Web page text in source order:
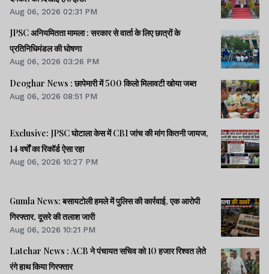
Aug 06, 2026 02:31 PM
JPSC अनियमितता मामला : सरकार से वार्ता के लिए छात्रों के
प्रतिनिधिमंडल की घोषणा
Aug 06, 2026 03:26 PM
Deoghar News : छापेमारी में 500 किलो मिलावटी खोया जब्त
Aug 06, 2026 08:51 PM
Exclusive: JPSC घोटाला केस में CBI जांच की मांग कितनी जायज,
14 वर्षों का रिकॉर्ड ऐसा रहा
Aug 06, 2026 10:27 PM
Gumla News: बसायटोली हमले में पुलिस की कार्रवाई, एक आरोपी
गिरफ्तार, दूसरे की तलाश जारी
Aug 06, 2026 10:21 PM
Latehar News : ACB ने पंचायत सचिव को 10 हजार रिश्वत लेते
रंगे हाथ किया गिरफ्तार